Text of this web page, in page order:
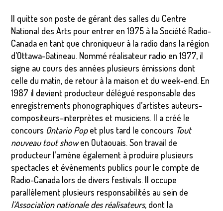
Il quitte son poste de gérant des salles du Centre
National des Arts pour entrer en 1975 à la Société Radio-
Canada en tant que chroniqueur à la radio dans la région
d’Ottawa-Gatineau. Nommé réalisateur radio en 1977, il
signe au cours des années plusieurs émissions dont
celle du matin, de retour à la maison et du week-end. En
1987 il devient producteur délégué responsable des
enregistrements phonographiques d’artistes auteurs-
compositeurs-interprètes et musiciens. Il a créé le
concours Ontario Popet plus tard le concours Tout
nouveau tout showen Outaouais. Son travail de
producteur l’amène également à produire plusieurs
spectacles et évènements publics pour le compte de
Radio-Canada lors de divers festivals. Il occupe
parallèlement plusieurs responsabilités au sein de
l’Association nationale des réalisateurs, dont la